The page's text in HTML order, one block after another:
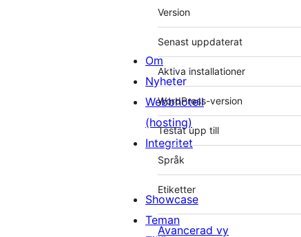
Meta
Version
Senast uppdaterat
Aktiva installationer
WordPress-version
Testat upp till
Språk
Etiketter
Avancerad vy
Om
Nyheter
Webbhotell
(hosting)
Integritet
Showcase
Teman